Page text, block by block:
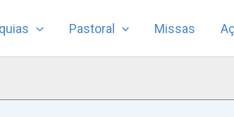
Pastoral Missas